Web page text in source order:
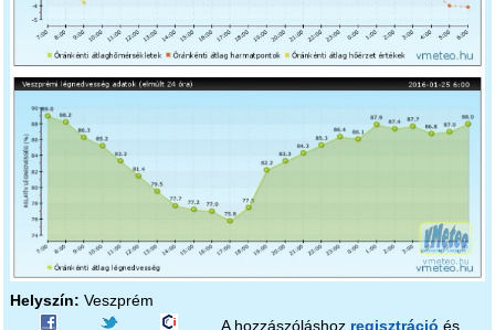
Helyszín: Veszprém
A hozzászóláshoz regisztráció és